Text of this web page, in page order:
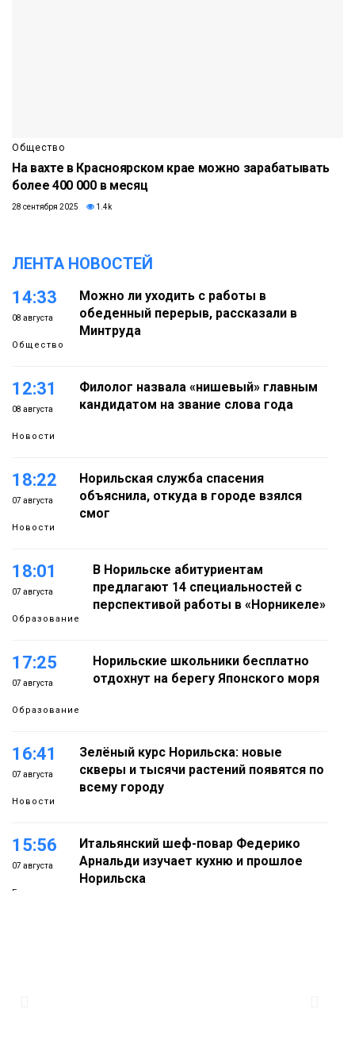
Общество
На вахте в Красноярском крае можно зарабатывать
более 400 000 в месяц
28 сентября 2025 1.4k
ЛЕНТА НОВОСТЕЙ
14:33
08 августа
Общество
Можно ли уходить с работы в
обеденный перерыв, рассказали в
Минтруда
12:31
08 августа
Новости
Филолог назвала «нишевый» главным
кандидатом на звание слова года
18:22
07 августа
Новости
Норильская служба спасения
объяснила, откуда в городе взялся
смог
18:01
07 августа
Образование
В Норильске абитуриентам
предлагают 14 специальностей с
перспективой работы в «Норникеле»
17:25
07 августа
Образование
Норильские школьники бесплатно
отдохнут на берегу Японского моря
16:41
07 августа
Новости
Зелёный курс Норильска: новые
скверы и тысячи растений появятся по
всему городу
15:56
07 августа
Еда
Итальянский шеф-повар Федерико
Арнальди изучает кухню и прошлое
Норильска